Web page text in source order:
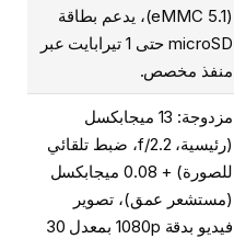
(eMMC 5.1)، يدعم بطاقة
microSD حتى 1 تيرابايت عبر
منفذ مخصص.
مزدوجة: 13 ميجابكسل
(رئيسية، f/2.2، ضبط تلقائي
للصورة) + 0.08 ميجابكسل
(مستشعر عمق)، تصوير
فيديو بدقة 1080p بمعدل 30